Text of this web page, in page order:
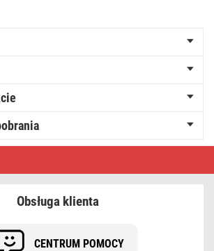
Obsługa klienta
CENTRUM POMOCY